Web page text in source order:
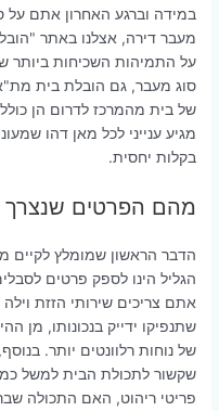
במידה וברגע האחרון אתם
מעבר דירה, אצלנו באתר
על התמיהות השכיחות ביותר
סוג מעבר, גם הובלת בית
של בית מהמרכז לדרום הן
מגיע ענייני לכל מאן דהו
בקלות יחסית.
מהם הפרטים שנצרך
הדבר הראשון שמומלץ לקיים
הגליל הינו לספק פרטים
אתם צריכים שירותי הזזת
שתנפיקו ידייק בנכונותו, מן
של נוחות רלוונטים יותר.
שקשור לתכולת הבית למשל
פריטי ריהוט, האם התכולה